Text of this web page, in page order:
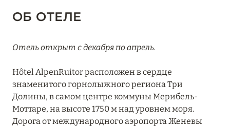
Chalet Timeless (Le Strato)
Crystal Hôtel Courchevel 1850
Écrin Blanc Courchevel
Experimental Chalet Val d’Isère
ОБ ОТЕЛЕ
Отель открыт с декабря по апрель.
Hôtel AlpenRuitor расположен в сердце
знаменитого горнолыжного региона Три
Долины, в самом центре коммуны Мерибель-
Моттаре, на высоте 1750 м над уровнем моря.
Дорога от международного аэропорта Женевы